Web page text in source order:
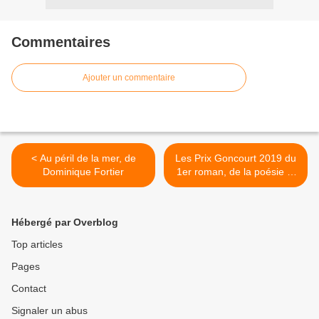
Commentaires
Ajouter un commentaire
< Au péril de la mer, de
Dominique Fortier
Les Prix Goncourt 2019 du
1er roman, de la poésie et
de la nouvelle remis hier >
Hébergé par Overblog
Top articles
Pages
Contact
Signaler un abus